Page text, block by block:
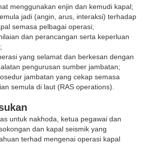
menggunakan enjin dan kemudi kapal;
jadi (angin, arus, interaksi) terhadap
semasa pelbagai operasi;
dan perancangan serta keperluan
yang selamat dan berkesan dengan
pengurusan sumber jambatan;
jambatan yang cekap semasa
semula di laut (RAS operations).
untuk nakhoda, ketua pegawai dan
dan kapal seismik yang
terhad mengenai operasi kapal